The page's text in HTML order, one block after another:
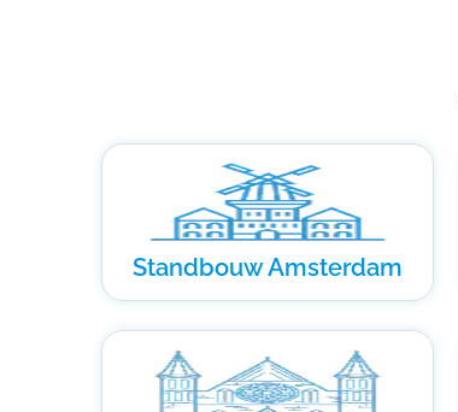
Standbouw Amsterdam